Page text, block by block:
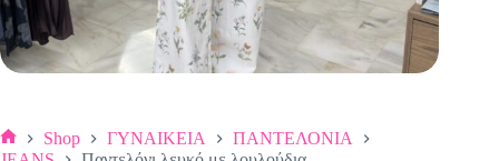
Αρχική
Shop ΓΥΝΑΙΚΕΙΑ
ΠΑΝΤΕΛΟΝΙΑ